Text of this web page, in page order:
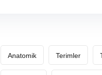
Anatomik Terimler